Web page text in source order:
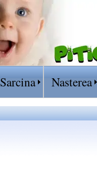
Sarcina Nasterea